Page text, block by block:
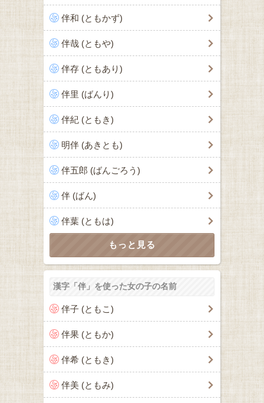
伴和 (ともかず)
伴哉 (ともや)
伴存 (ともあり)
伴里 (ばんり)
伴紀 (ともき)
明伴 (あきとも)
伴五郎 (ばんごろう)
伴 (ばん)
伴葉 (ともは)
漢字「伴」を使った女の子の名前
伴子 (ともこ)
伴果 (ともか)
伴希 (ともき)
伴美 (ともみ)